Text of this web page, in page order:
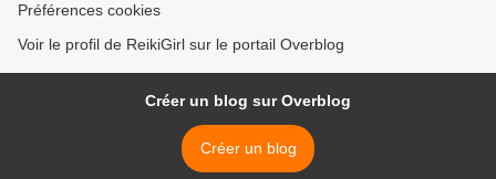
Préférences cookies
Voir le profil de ReikiGirl sur le portail Overblog
Créer un blog sur Overblog
Créer un blog